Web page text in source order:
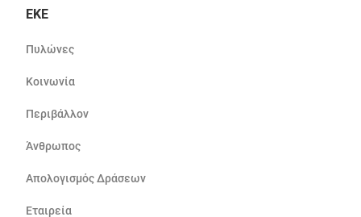
ΕΚΕ
Πυλώνες
Κοινωνία
Περιβάλλον
Άνθρωπος
Απολογισμός Δράσεων
Εταιρεία